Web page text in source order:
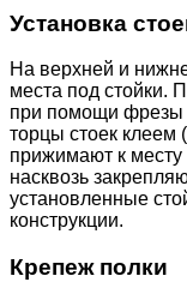
Установка
На верхней и
места под стойки.
при помощи фрезы
торцы стоек клеем
прижимают к
насквозь
установленные
конструкции.
Крепеж полки